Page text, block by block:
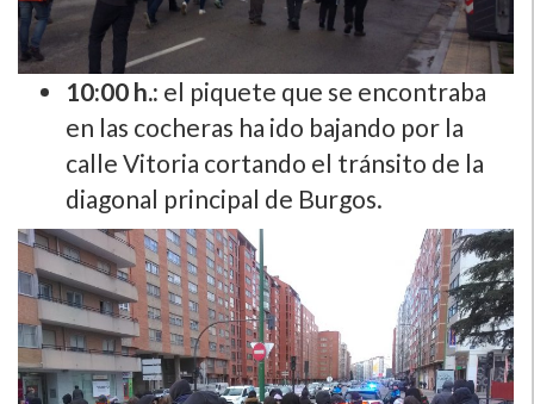
10:00 h.: el piquete que se encontraba
en las cocheras ha ido bajando por la
calle Vitoria cortando el tránsito de la
diagonal principal de Burgos.